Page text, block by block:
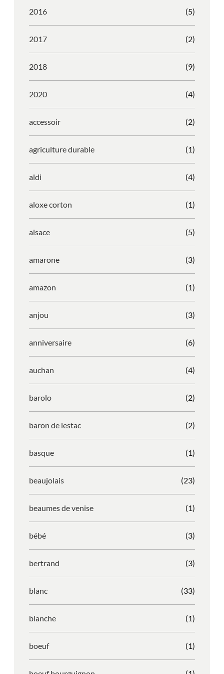
2016 (5)
2017 (2)
2018 (9)
2020 (4)
accessoir (2)
agriculture durable (1)
aldi (4)
aloxe corton (1)
alsace (5)
amarone (3)
amazon (1)
anjou (3)
anniversaire (6)
auchan (4)
barolo (2)
baron de lestac (2)
basque (1)
beaujolais (23)
beaumes de venise (1)
bébé (3)
bertrand (3)
blanc (33)
blanche (1)
boeuf (1)